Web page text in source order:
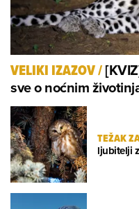
VELIKI IZAZOV/
sve o noćnim
TEŽAK
ljubitelji